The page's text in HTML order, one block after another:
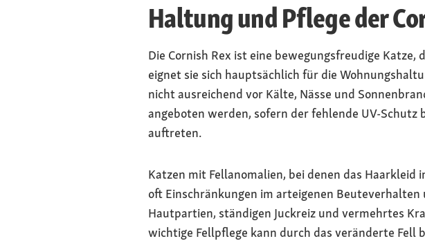
Augen
oval, alle Farben
Fell und Farbe
Haltung und Pflege der
Die Cornish Rex ist eine bewegungsfreudige
eignet sie sich hauptsächlich für die
nicht ausreichend vor Kälte, Nässe und
angeboten werden, sofern der fehlende UV-
auftreten.
Katzen mit Fellanomalien, bei denen das
oft Einschränkungen im arteigenen
Hautpartien, ständigen Juckreiz und vermehrtes
wichtige Fellpflege kann durch das veränderte Fell